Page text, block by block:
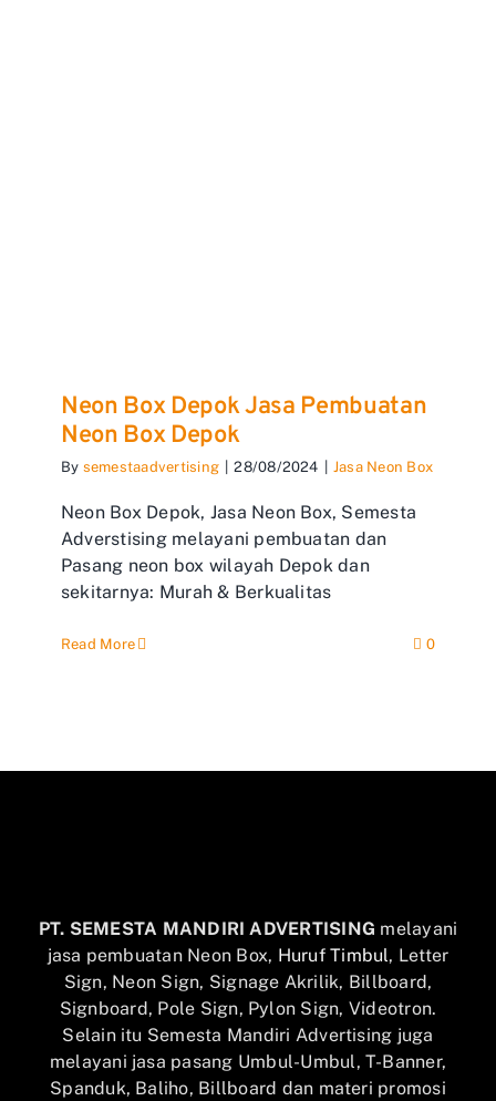
Neon Box Depok Jasa Pembuatan
Neon Box Depok
By semestaadvertising 28/08/2024 Jasa Neon Box
Neon Box Depok, Jasa Neon Box, Semesta
Adverstising melayani pembuatan dan
Pasang neon box wilayah Depok dan
sekitarnya: Murah & Berkualitas
Read More 0
PT. SEMESTA MANDIRI ADVERTISING melayani
jasa pembuatan Neon Box, Huruf Timbul, Letter
Sign, Neon Sign, Signage Akrilik, Billboard,
Signboard, Pole Sign, Pylon Sign, Videotron.
Selain itu Semesta Mandiri Advertising juga
melayani jasa pasang Umbul-Umbul, T-Banner,
Spanduk, Baliho, Billboard dan materi promosi